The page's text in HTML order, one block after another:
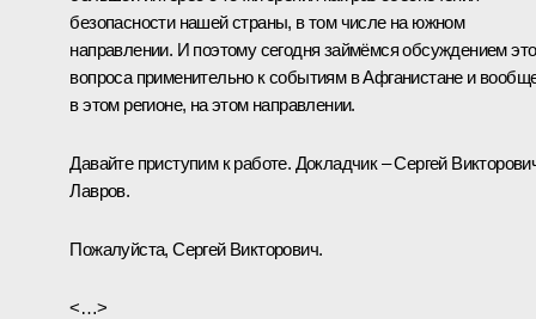
безопасности нашей страны, в том числе на южном
направлении. И поэтому сегодня займёмся обсуждением
вопроса применительно к событиям в Афганистане и
в этом регионе, на этом направлении.
Давайте приступим к работе. Докладчик – Сергей
Лавров.
Пожалуйста, Сергей Викторович.
<…>